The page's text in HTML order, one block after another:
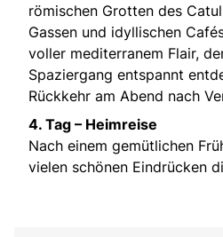
römischen Grotten des
Gassen und idyllischen
voller mediterranem Flair,
Spaziergang entspannt
Rückkehr am Abend nach
4. Tag – Heimreise
Nach einem gemütlichen
vielen schönen Eindrücken